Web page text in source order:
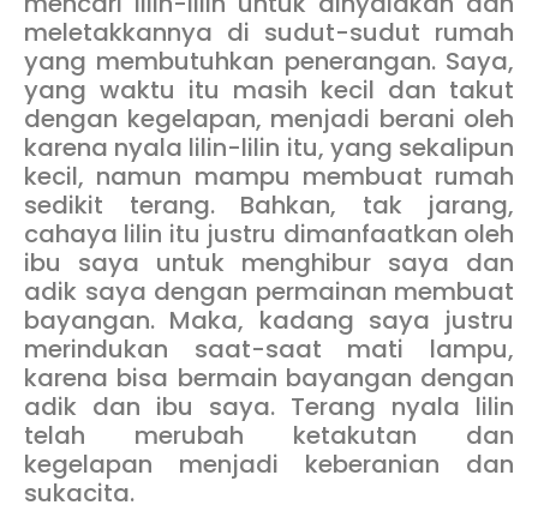
meletakkannya di sudut-sudut rumah
yang membutuhkan penerangan. Saya,
yang waktu itu masih kecil dan takut
dengan kegelapan, menjadi berani oleh
karena nyala lilin-lilin itu, yang sekalipun
kecil, namun mampu membuat rumah
sedikit terang. Bahkan, tak jarang,
cahaya lilin itu justru dimanfaatkan oleh
ibu saya untuk menghibur saya dan
adik saya dengan permainan membuat
bayangan. Maka, kadang saya justru
merindukan saat-saat mati lampu,
karena bisa bermain bayangan dengan
adik dan ibu saya. Terang nyala lilin
telah merubah ketakutan dan
kegelapan menjadi keberanian dan
sukacita.